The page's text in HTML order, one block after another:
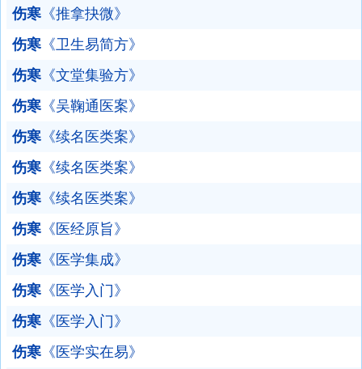
伤寒 《推拿抉微》
伤寒 《卫生易简方》
伤寒 《文堂集验方》
伤寒 《吴鞠通医案》
伤寒 《续名医类案》
伤寒 《续名医类案》
伤寒 《续名医类案》
伤寒 《医经原旨》
伤寒 《医学集成》
伤寒 《医学入门》
伤寒 《医学入门》
伤寒 《医学实在易》